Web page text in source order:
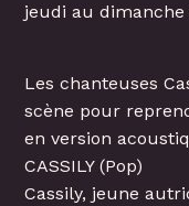
jeudi au dimanche
Les chanteuses
scène pour
en version
CASSILY (Pop)
Cassily, jeune